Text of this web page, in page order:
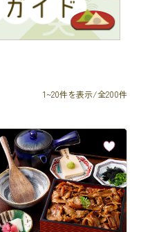
1~20件を表示/全200件